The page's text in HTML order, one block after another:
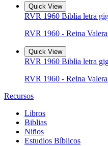
Quick View
RVR 1960 Biblia letra
RVR 1960 - Reina
Quick View
RVR 1960 Biblia letra
RVR 1960 - Reina
Recursos
Libros
Biblias
Niños
Estudios Bíblicos